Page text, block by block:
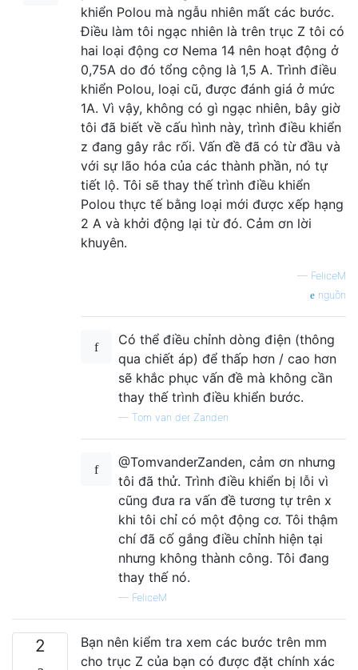
khiển Polou mà ngẫu nhiên mất các bước.
Điều làm tôi ngạc nhiên là trên trục Z tôi có
hai loại động cơ Nema 14 nên hoạt động ở
0,75A do đó tổng cộng là 1,5 A. Trình điều
khiển Polou, loại cũ, được đánh giá ở mức
1A. Vì vậy, không có gì ngạc nhiên, bây giờ
tôi đã biết về cấu hình này, trình điều khiển
z đang gây rắc rối. Vấn đề đã có từ đầu và
với sự lão hóa của các thành phần, nó tự
tiết lộ. Tôi sẽ thay thế trình điều khiển
Polou thực tế bằng loại mới được xếp hạng
2 A và khởi động lại từ đó. Cảm ơn lời
khuyên.
— FeliceM
nguồn
Có thể điều chỉnh dòng điện (thông
qua chiết áp) để thấp hơn / cao hơn
sẽ khắc phục vấn đề mà không cần
thay thế trình điều khiển bước.
— Tom van der Zanden
@TomvanderZanden, cảm ơn nhưng
tôi đã thử. Trình điều khiển bị lỗi vì
cũng đưa ra vấn đề tương tự trên x
khi tôi chỉ có một động cơ. Tôi thậm
chí đã cố gắng điều chỉnh hiện tại
nhưng không thành công. Tôi đang
thay thế nó.
— FeliceM
2
Bạn nên kiểm tra xem các bước trên mm
cho trục Z của bạn có được đặt chính xác